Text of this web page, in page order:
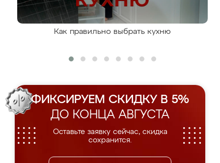
Как правильно выбрать кухню
ФИКСИРУЕМ СКИДКУ В 5%
ДО КОНЦА АВГУСТА
Оставьте заявку сейчас, скидка
сохранится.